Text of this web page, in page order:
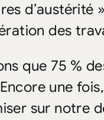
d’austérité
des
que 75 %
une
sur notre